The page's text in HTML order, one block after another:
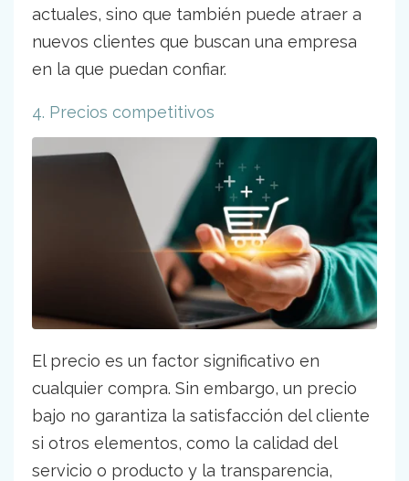
actuales, sino que también puede atraer a
nuevos clientes que buscan una empresa
en la que puedan confiar.
4. Precios competitivos
El precio es un factor significativo en
cualquier compra. Sin embargo, un precio
bajo no garantiza la satisfacción del cliente
si otros elementos, como la calidad del
servicio o producto y la transparencia,